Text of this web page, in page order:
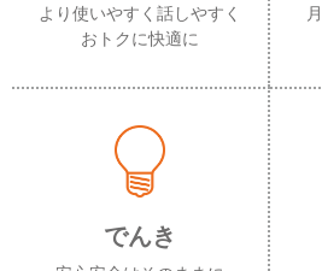
より使いやすく話しやすく
おトクに快適に
でんき